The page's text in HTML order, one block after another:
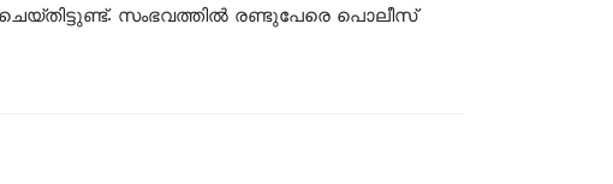
സംഭവത്തില്‍ രണ്ടുപേരെ പൊലീസ്